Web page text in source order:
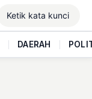
DAERAH